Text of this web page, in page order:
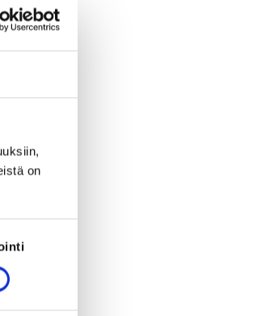
on
at23:59